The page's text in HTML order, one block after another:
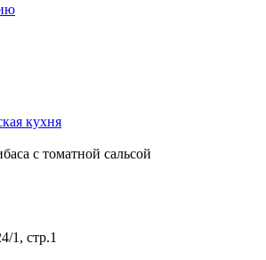
кухня
1, стр.1